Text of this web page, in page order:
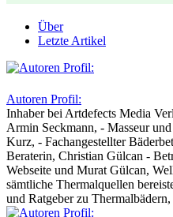
Über
Letzte Artikel
Autoren Profil:
Inhaberbei Artdefects Media
Armin Seckmann, - Masseur
Kurz, - Fachangestellter
Beraterin, Christian Gülcan -
Webseite und Murat Gülcan,
sämtliche Thermalquellen
und Ratgeber zu